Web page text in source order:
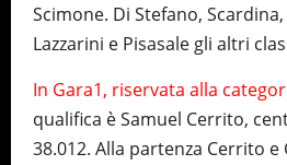
Scimone. Di Stefano,
Lazzarini e Pisasale gli altri
In Gara1, riservata alla
qualifica è Samuel Cerrito,
38.012. Alla partenza Cerrito